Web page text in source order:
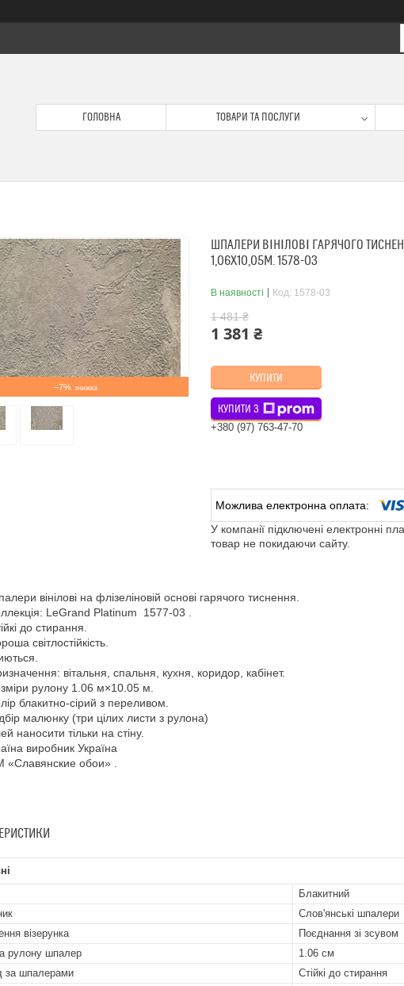
ГОЛОВНА ТОВАРИ ТА ПОСЛУГИ
–7%
ШПАЛЕРИ ВІНІЛОВІ ГАРЯЧОГО
1,06Х10,05М. 1578-03
В наявності Код: 1578-03
1 481 ₴
1 381 ₴
КУПИТИ
КУПИТИ З
+380 (97) 763-47-70
У компанії підключені електронні
товар не покидаючи сайту.
вінілові на флізеліновій основі гарячого тиснення.
LeGrand Platinum 1577-03 .
до стирання.
світлостійкість.
вітальня, спальня, кухня, коридор, кабінет.
рулону 1.06 м×10.05 м.
блакитно-сірий з переливом.
малюнку (три цілих листи з рулона)
наносити тільки на стіну.
виробник Україна
«Славянские обои» .
Блакитний
Слов'янські шпалери
візерунка
Поєднання зі зсувом
рулону шпалер
1.06 см
за шпалерами
Стійкі до стирання